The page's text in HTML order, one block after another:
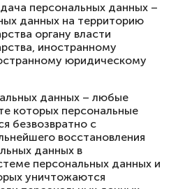
персональных данных –
данных на территорию
органу власти
иностранному
юридическому
данных – любые
которых персональные
безвозвратно с
восстановления
данных в
персональных данных и
уничтожаются